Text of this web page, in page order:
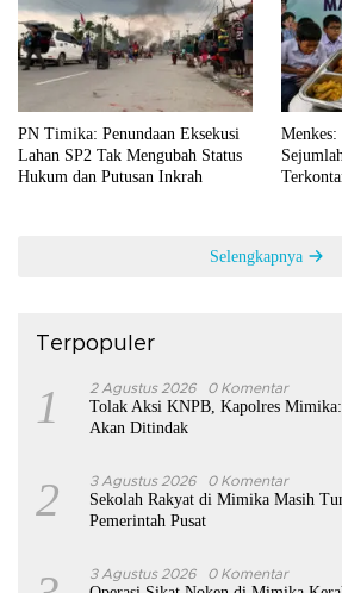
PN Timika: Penundaan Eksekusi
Lahan SP2 Tak Mengubah Status
Hukum dan Putusan Inkrah
Menkes:
Selengkapnya
Terpopuler
1 2 Agustus 2026 0 Komentar
Tolak Aksi KNPB, Kapolres
Akan Ditindak
2 3 Agustus 2026 0 Komentar
Sekolah Rakyat di Mimika Masih
Pemerintah Pusat
3 Agustus 2026 0 Komentar